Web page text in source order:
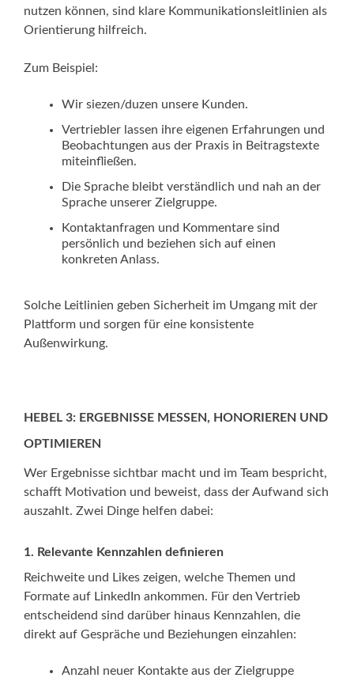
nutzen können, sind klare Kommunikationsleitlinien als
Orientierung hilfreich.
Zum Beispiel:
Wir siezen/duzen unsere Kunden.
Vertriebler lassen ihre eigenen Erfahrungen und
Beobachtungen aus der Praxis in Beitragstexte
miteinfließen.
Die Sprache bleibt verständlich und nah an der
Sprache unserer Zielgruppe.
Kontaktanfragen und Kommentare sind
persönlich und beziehen sich auf einen
konkreten Anlass.
Solche Leitlinien geben Sicherheit im Umgang mit der
Plattform und sorgen für eine konsistente
Außenwirkung.
HEBEL 3: ERGEBNISSE MESSEN, HONORIEREN UND
OPTIMIEREN
Wer Ergebnisse sichtbar macht und im Team bespricht,
schafft Motivation und beweist, dass der Aufwand sich
auszahlt. Zwei Dinge helfen dabei:
1. Relevante Kennzahlen definieren
Reichweite und Likes zeigen, welche Themen und
Formate auf LinkedIn ankommen. Für den Vertrieb
entscheidend sind darüber hinaus Kennzahlen, die
direkt auf Gespräche und Beziehungen einzahlen:
Anzahl neuer Kontakte aus der Zielgruppe